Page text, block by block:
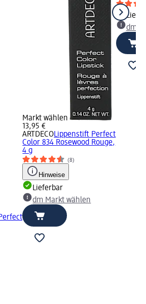
Markt wählen
13,95 €
ARTDECOLippenstift Perfect
Color 834 Rosewood Rouge,
4 g
(8)
Hinweise
Lieferbar
dm Markt wählen
dm